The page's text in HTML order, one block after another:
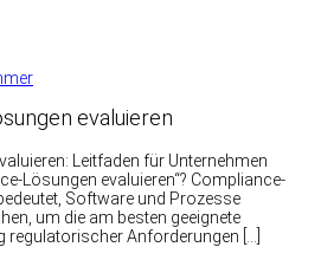
evaluieren
Leitfaden für Unternehmen
Lösungen evaluieren“? Compliance-
Software und Prozesse
um die am besten geeignete
regulatorischer Anforderungen […]